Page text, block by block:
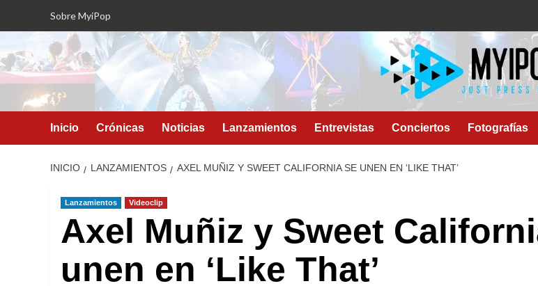
Sobre MyiPop
Inicio Crónicas Noticias Lanzamientos Entrevistas Conciertos Fotografías
INICIO LANZAMIENTOS AXEL MUÑIZ Y SWEET CALIFORNIA SE UNEN EN ‘LIKE THAT’
Lanzamientos Videoclip
Axel Muñiz y Sweet
unen en ‘Like That’